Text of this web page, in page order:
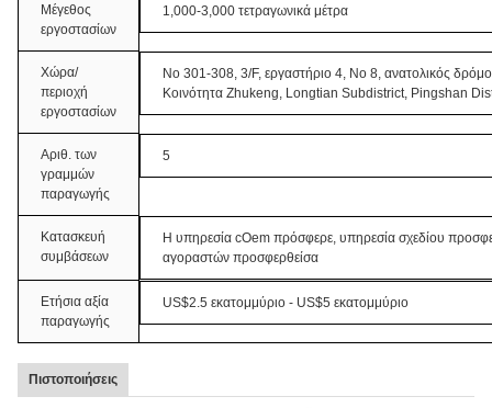
Μέγεθος
εργοστασίων
1,000-3,000 τετραγωνικά μέτρα
Χώρα/
περιοχή
εργοστασίων
Νο 301-308, 3/F, εργαστήριο 4, Νο 8, ανατολικός
Κοινότητα Zhukeng, Longtian Subdistrict, Pingshan
Αριθ. των
γραμμών
παραγωγής
5
Κατασκευή
συμβάσεων
Η υπηρεσία cOem πρόσφερε, υπηρεσία σχεδίου
αγοραστών προσφερθείσα
Ετήσια αξία
παραγωγής
US$2.5 εκατομμύριο - US$5 εκατομμύριο
Πιστοποιήσεις